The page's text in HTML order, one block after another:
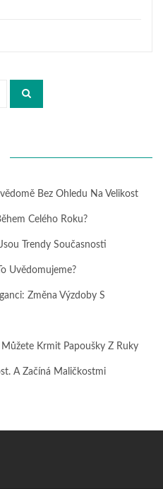
Bez Ohledu Na Velikost
Celého Roku?
Trendy Současnosti
Uvědomujeme?
Změna Výzdoby S
Krmit Papoušky Z Ruky
A Začíná Maličkostmi